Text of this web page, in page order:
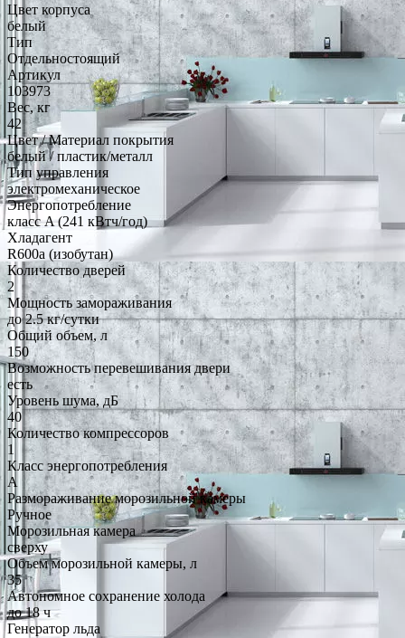
Цвет корпуса
белый
Тип
Отдельностоящий
Артикул
103973
Вес, кг
42
Цвет / Материал покрытия
белый / пластик/металл
Тип управления
электромеханическое
Энергопотребление
класс A (241 кВтч/год)
Хладагент
R600a (изобутан)
Количество дверей
2
Мощность замораживания
до 2.5 кг/cутки
Общий объем, л
150
Возможность перевешивания двери
есть
Уровень шума, дБ
40
Количество компрессоров
1
Класс энергопотребления
A
Размораживание морозильной камеры
Ручное
Морозильная камера
сверху
Объем морозильной камеры, л
35
Автономное сохранение холода
до 18 ч
Генератор льда